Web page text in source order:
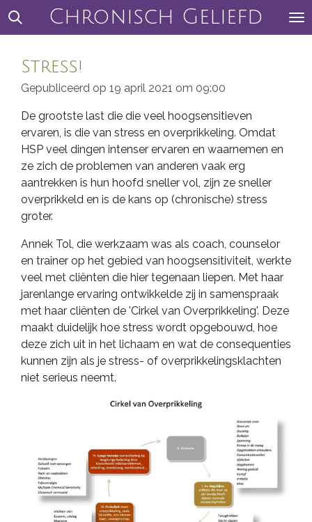
Ga
hoofdinhoud
Chronisch Geliefd
Stress!
Gepubliceerd op 19 april 2021 om 09:00
De grootste last die die veel hoogsensitieven
ervaren, is die van stress en overprikkeling. Omdat
HSP veel dingen intenser ervaren en waarnemen en
ze zich de problemen van anderen vaak erg
aantrekken is hun hoofd sneller vol, zijn ze sneller
overprikkeld en is de kans op (chronische) stress
groter.
Annek Tol, die werkzaam was als coach, counselor
en trainer op het gebied van hoogsensitiviteit, werkte
veel met cliënten die hier tegenaan liepen. Met haar
jarenlange ervaring ontwikkelde zij in samenspraak
met haar cliënten de 'Cirkel van Overprikkeling'. Deze
maakt duidelijk hoe stress wordt opgebouwd, hoe
deze zich uit in het lichaam en wat de consequenties
kunnen zijn als je stress- of overprikkelingsklachten
niet serieus neemt.